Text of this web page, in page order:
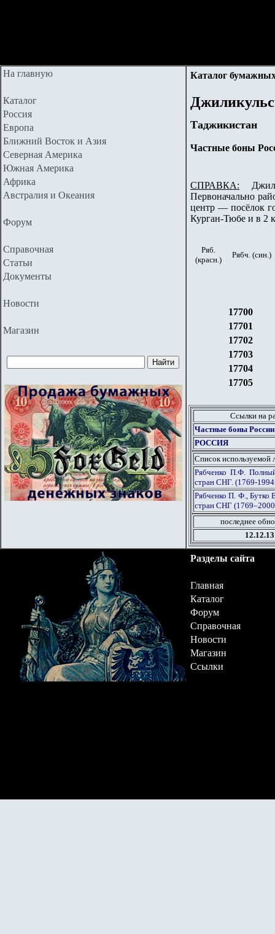
На главную
Каталог
Россия
Европа
Ближний Восток и Азия
Северная Америка
Южная Америка
Африка
Австралия и Океания
Форум
Справочная
Статьи
Документы
Новости
Магазин
Каталог
Таджикистан
Частные боны
СПРАВКА:
Первоначально
центр — посёлок
Курган-Тюбе и в 2
Ряб.
(красн.)
Рябч. (син.)
17700
17701
17702
17703
17704
17705
Ссылки на
Частные боны России
РОССИЯ
Список используемой
Рябченко П.Ф.
стран СНГ. (1769-
Рябченко П. Ф., Бутко
стран СНГ
последнее
12.12.13
Разделы сайта
Главная
Каталог
Форум
Справочная
Новости
Магазин
Ссылки